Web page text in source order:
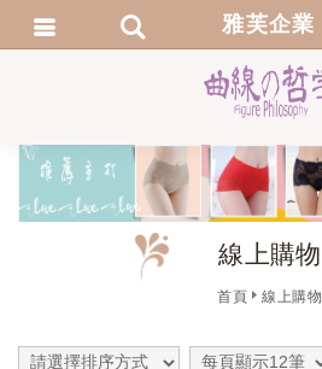
線上購物
首頁 線上購物
雅芙企業
會員登入
會員註冊
忘記密碼
訂單查詢
追蹤清單
繁體中文